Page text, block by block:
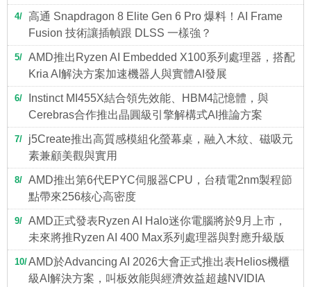
4
高通 Snapdragon 8 Elite Gen 6 Pro 爆料！AI Frame
Fusion 技術讓插幀跟 DLSS 一樣強？
5
AMD推出Ryzen AI Embedded X100系列處理器，搭配
Kria AI解決方案加速機器人與實體AI發展
6
Instinct MI455X結合領先效能、HBM4記憶體，與
Cerebras合作推出晶圓級引擎解構式AI推論方案
7
j5Create推出高質感模組化螢幕桌，融入木紋、磁吸元
素兼顧美觀與實用
8
AMD推出第6代EPYC伺服器CPU，台積電2nm製程節
點帶來256核心高密度
9
AMD正式發表Ryzen AI Halo迷你電腦將於9月上市，
未來將推Ryzen AI 400 Max系列處理器與對應升級版
10 AMD於Advancing AI 2026大會正式推出表Helios機櫃
級AI解決方案，叫板效能與經濟效益超越NVIDIA